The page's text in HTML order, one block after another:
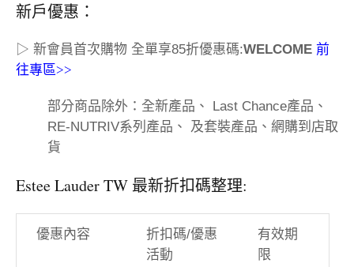
新戶優惠：
▷ 新會員首次購物 全單享85折優惠碼:WELCOME 前
往專區>>
部分商品除外：全新產品、 Last Chance產品、
RE-NUTRIV系列產品、 及套裝產品、網購到店取
貨
Estee Lauder TW 最新折扣碼整理:
優惠內容
折扣碼/優惠
活動
有效期
限